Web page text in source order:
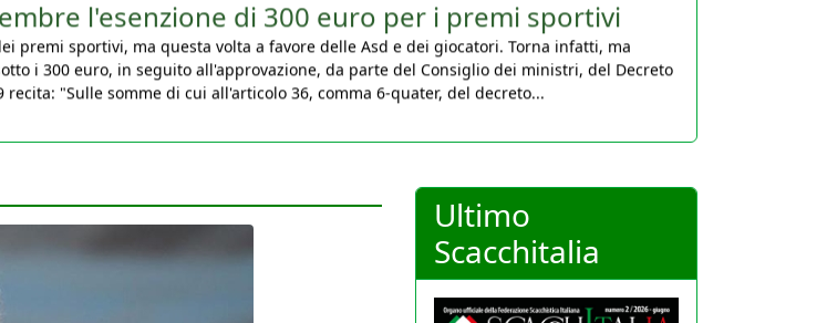
premi sportivi, ma questa volta a favore delle Asd e dei giocatori. Torna infatti, ma
i 300 euro, in seguito all'approvazione, da parte del Consiglio dei ministri, del Decreto
recita: "Sulle somme di cui all'articolo 36, comma 6-quater, del decreto...
Ultimo
Scacchitalia